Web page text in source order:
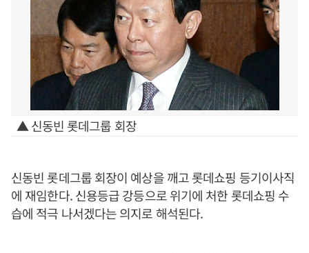
▲ 신동빈 롯데그룹 회장
신동빈 롯데그룹 회장이 예상을 깨고 롯데쇼핑 등기이사직
에 재임한다. 신용등급 강등으로 위기에 처한 롯데쇼핑 수
습에 적극 나서겠다는 의지로 해석된다.